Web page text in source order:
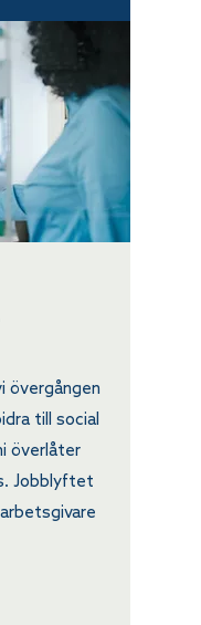
övergången
till social
överlåter
Jobblyftet